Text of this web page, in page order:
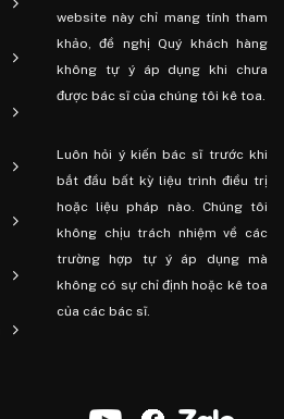
website này chỉ mang tính tham
khảo, đề nghị Quý khách hàng
không tự ý áp dụng khi chưa
được bác sĩ của chúng tôi kê toa.
Luôn hỏi ý kiến ​​bác sĩ trước khi
bắt đầu bất kỳ liệu trình điều trị
hoặc liệu pháp nào. Chúng tôi
không chịu trách nhiệm về các
trường hợp tự ý áp dụng mà
không có sự chỉ định hoặc kê toa
của các bác sĩ.